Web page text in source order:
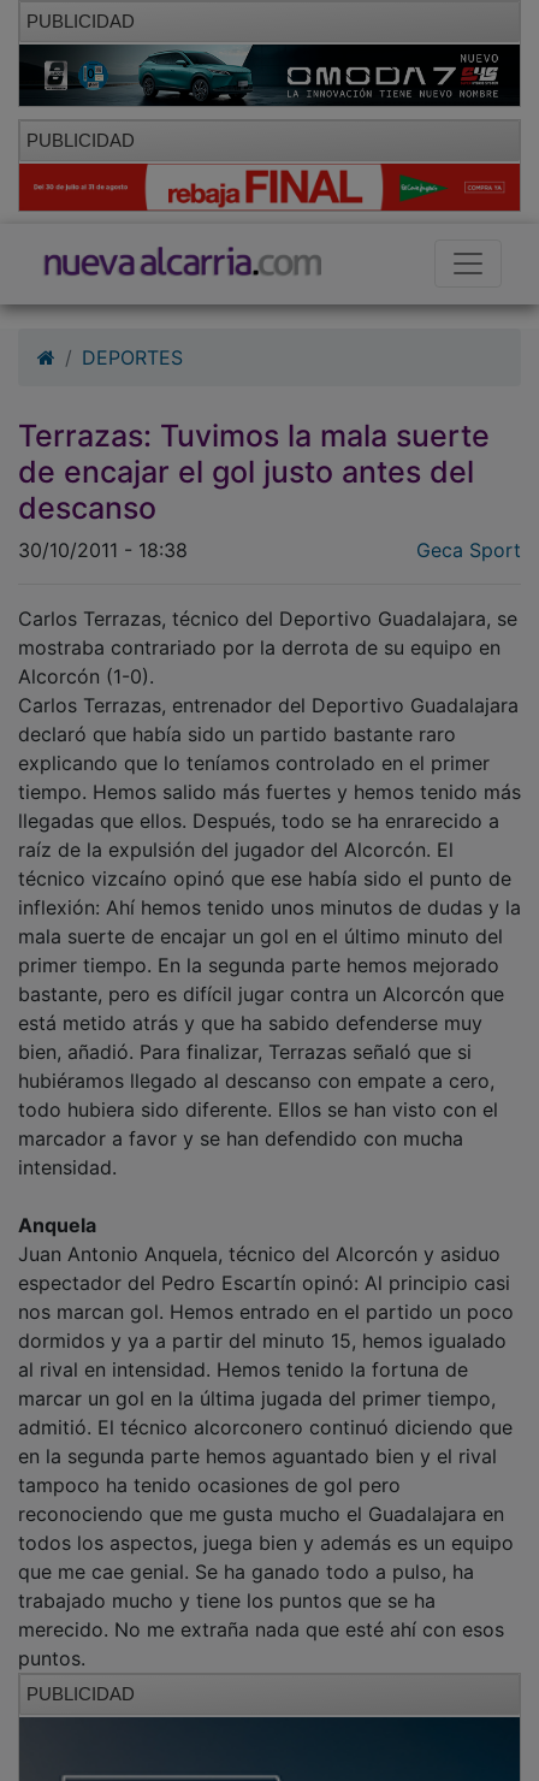
PUBLICIDAD
PUBLICIDAD
Terrazas: Tuvimos la mala suerte
de encajar el gol justo antes del
descanso
mostraba contrariado por la derrota de su equipo en
Alcorcón (1-0).
Carlos Terrazas, entrenador del Deportivo Guadalajara
declaró que había sido un partido bastante raro
explicando que lo teníamos controlado en el primer
tiempo. Hemos salido más fuertes y hemos tenido más
llegadas que ellos. Después, todo se ha enrarecido a
raíz de la expulsión del jugador del Alcorcón. El
técnico vizcaíno opinó que ese había sido el punto de
inflexión: Ahí hemos tenido unos minutos de dudas y la
mala suerte de encajar un gol en el último minuto del
primer tiempo. En la segunda parte hemos mejorado
bastante, pero es difícil jugar contra un Alcorcón que
está metido atrás y que ha sabido defenderse muy
bien, añadió. Para finalizar, Terrazas señaló que si
hubiéramos llegado al descanso con empate a cero,
todo hubiera sido diferente. Ellos se han visto con el
marcador a favor y se han defendido con mucha
intensidad.
Juan Antonio Anquela, técnico del Alcorcón y asiduo
espectador del Pedro Escartín opinó: Al principio casi
nos marcan gol. Hemos entrado en el partido un poco
dormidos y ya a partir del minuto 15, hemos igualado
al rival en intensidad. Hemos tenido la fortuna de
marcar un gol en la última jugada del primer tiempo,
admitió. El técnico alcorconero continuó diciendo que
en la segunda parte hemos aguantado bien y el rival
tampoco ha tenido ocasiones de gol pero
reconociendo que me gusta mucho el Guadalajara en
todos los aspectos, juega bien y además es un equipo
que me cae genial. Se ha ganado todo a pulso, ha
trabajado mucho y tiene los puntos que se ha
merecido. No me extraña nada que esté ahí con esos
puntos.